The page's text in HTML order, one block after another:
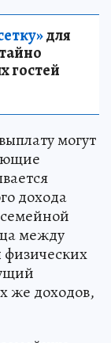
для
гостей
могут
дохода
между
же доходов,